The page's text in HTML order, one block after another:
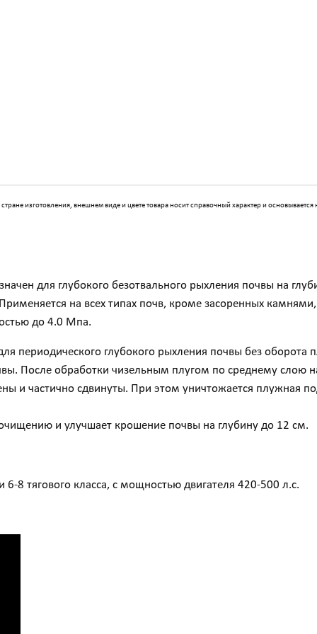
изготовления, внешнем виде и цвете товара носит справочный характер и
для глубокого безотвального рыхления почвы на
на всех типах почв, кроме засоренных
до 4.0 Мпа.
периодического глубокого рыхления почвы без оборота
После обработки чизельным плугом по среднему слою
и частично сдвинуты. При этом уничтожается плужная
и улучшает крошение почвы на глубину до 12 см.
6-8 тягового класса, с мощностью двигателя 420-500 л.с.